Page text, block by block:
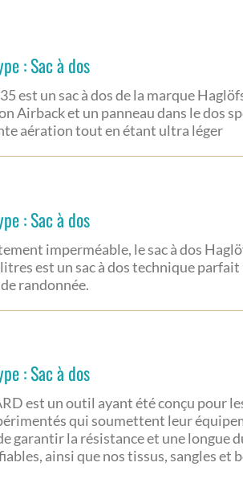
: Sac à dos
est un sac à dos de la marque
Airback et un panneau dans le dos
aération tout en étant ultra léger
: Sac à dos
imperméable, le sac à dos
est un sac à dos technique
randonnée.
: Sac à dos
est un outil ayant été conçu pour
qui soumettent leur
garantir la résistance et une longue
ainsi que nos tissus, sangles et